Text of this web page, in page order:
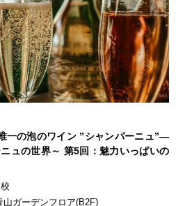
一の泡のワイン ”シャンパーニュ”—
ュの世界～ 第5回：魅力いっぱいの
ガーデンフロア(B2F)